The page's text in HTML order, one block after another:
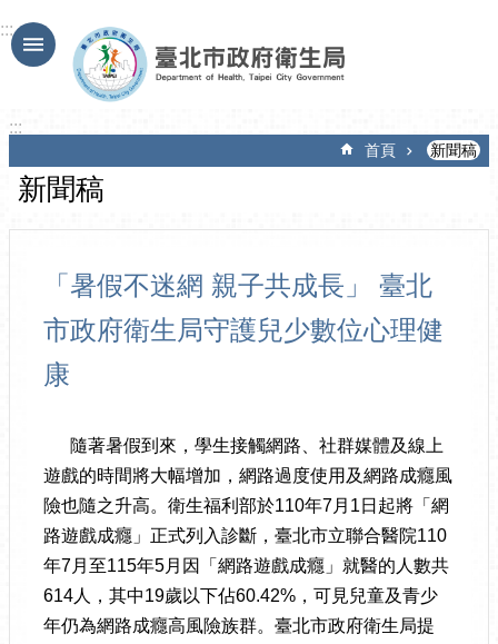
跳到主要內容區塊
:::
:::
首頁 新聞稿
新聞稿
「暑假不迷網 親子共成長」 臺北
市政府衛生局守護兒少數位心理健
康
隨著暑假到來，學生接觸網路、社群媒體及線上
遊戲的時間將大幅增加，網路過度使用及網路成癮風
險也隨之升高。衛生福利部於110年7月1日起將「網
路遊戲成癮」正式列入診斷，臺北市立聯合醫院110
年7月至115年5月因「網路遊戲成癮」就醫的人數共
614人，其中19歲以下佔60.42%，可見兒童及青少
年仍為網路成癮高風險族群。臺北市政府衛生局提